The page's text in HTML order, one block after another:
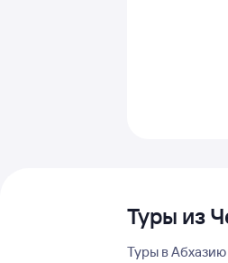
Туры из
Туры в Абхазию